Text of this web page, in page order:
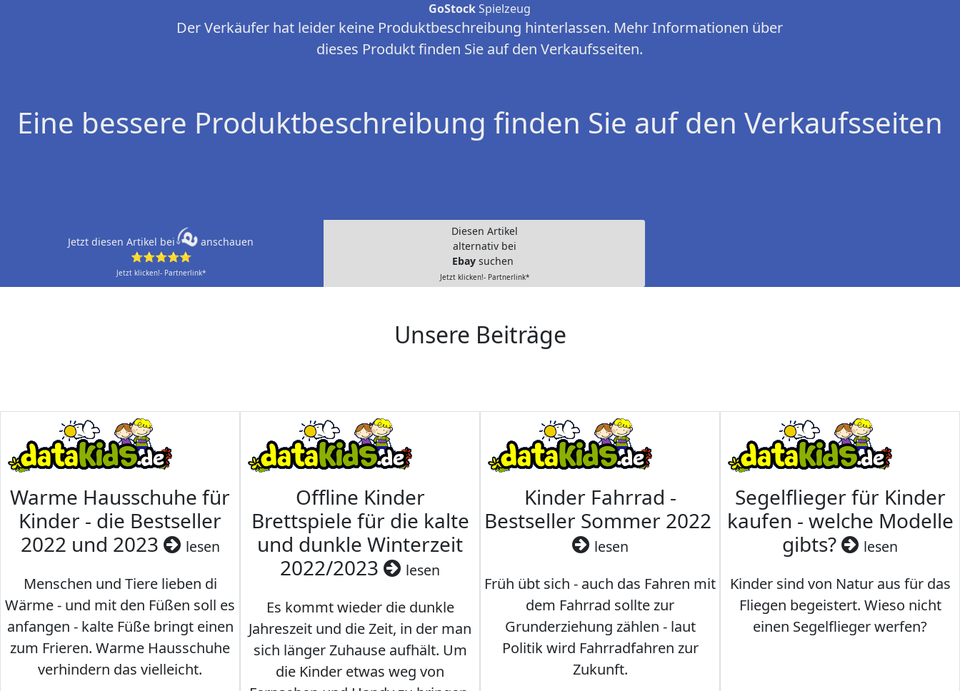
GoStockSpielzeug
Der Verkäufer hat leider keine Produktbeschreibung hinterlassen. Mehr Informationen über
dieses Produkt finden Sie auf den Verkaufsseiten.
Eine bessere Produktbeschreibung finden Sie auf den Verkaufsseiten
Jetzt diesen Artikel bei
anschauen
⭐⭐⭐⭐⭐
Jetzt klicken!- Partnerlink*
Diesen Artikel
alternativ bei
Ebay suchen
Jetzt klicken!- Partnerlink*
Unsere Beiträge
Warme Hausschuhe für
Kinder - die Bestseller
2022 und 2023
lesen
Menschen und Tiere lieben di
Wärme - und mit den Füßen soll es
anfangen - kalte Füße bringt einen
zum Frieren. Warme Hausschuhe
verhindern das vielleicht.
Offline Kinder
Brettspiele für die kalte
und dunkle Winterzeit
2022/2023
lesen
Es kommt wieder die dunkle
Jahreszeit und die Zeit, in der man
sich länger Zuhause aufhält. Um
die Kinder etwas weg von
Kinder Fahrrad -
Bestseller Sommer 2022
lesen
Früh übt sich - auch das Fahren mit
dem Fahrrad sollte zur
Grunderziehung zählen - laut
Politik wird Fahrradfahren zur
Zukunft.
Segelflieger für Kinder
kaufen - welche Modelle
gibts?
lesen
Kinder sind von Natur aus für das
Fliegen begeistert. Wieso nicht
einen Segelflieger werfen?